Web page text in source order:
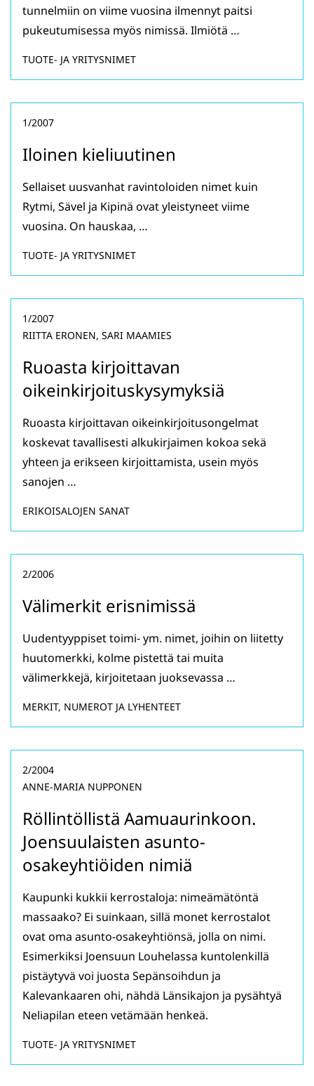
tunnelmiin on viime vuosina ilmennyt paitsi
pukeutumisessa myös nimissä. Ilmiötä …
TUOTE- JA YRITYSNIMET
Iloinen kieliuutinen
1/2007
Sellaiset uusvanhat ravintoloiden nimet kuin
Rytmi, Sävel ja Kipinä ovat yleistyneet viime
vuosina. On hauskaa, …
TUOTE- JA YRITYSNIMET
Ruoasta kirjoittavan
oikeinkirjoituskysymyksiä
1/2007
RIITTA ERONEN, SARI MAAMIES
Ruoasta kirjoittavan oikeinkirjoitusongelmat
koskevat tavallisesti alkukirjaimen kokoa sekä
yhteen ja erikseen kirjoittamista, usein myös
sanojen …
ERIKOISALOJEN SANAT
Välimerkit erisnimissä
2/2006
Uudentyyppiset toimi- ym. nimet, joihin on liitetty
huutomerkki, kolme pistettä tai muita
välimerkkejä, kirjoitetaan juoksevassa …
MERKIT, NUMEROT JA LYHENTEET
Röllintöllistä Aamuaurinkoon.
Joensuulaisten asunto-
osakeyhtiöiden nimiä
2/2004
ANNE-MARIA NUPPONEN
Kaupunki kukkii kerrostaloja: nimeämätöntä
massaako? Ei suinkaan, sillä monet kerrostalot
ovat oma asunto-osakeyhtiönsä, jolla on nimi.
Esimerkiksi Joensuun Louhelassa kuntolenkillä
pistäytyvä voi juosta Sepänsoihdun ja
Kalevankaaren ohi, nähdä Länsikajon ja pysähtyä
Neliapilan eteen vetämään henkeä.
TUOTE- JA YRITYSNIMET